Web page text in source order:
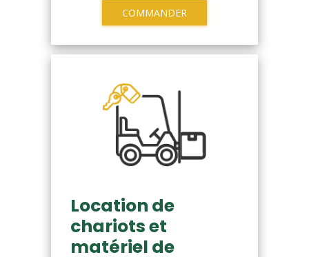
COMMANDER
Location de
chariots et
matériel de